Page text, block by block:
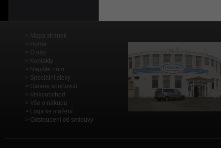
Mapa stránek
Home
O nás
Kontakty
Napište nám
Speciální slevy
Galerie sportovců
Velkoobchod
Vše o nákupu
Loga ke stažení
Odstoupení od smlouvy